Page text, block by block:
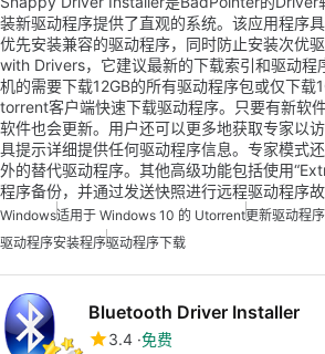
装新驱动程序提供了直观的系统。该应用程序
优先安装兼容的驱动程序，同时防止安装次优
with Drivers，它建议最新的下载索引和驱动程
机的需要下载12GB的所有驱动程序包或仅下载
torrent客户端快速下载驱动程序。只要有新软
软件也会更新。用户还可以更多地获取专家以
具提示详细提供任何驱动程序信息。专家模式
外的替代驱动程序。其他高级功能包括使用
程序备份，并通过发送快照进行远程驱动程序故
Windows适用于 Windows 10 的 Utorrent更新驱动程序
驱动程序安装程序驱动程序下载
Bluetooth Driver Installer
3.4 免费